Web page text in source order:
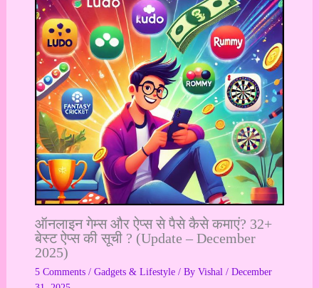
ऑनलाइन गेम्स और ऐप्स से पैसे कैसे कमाएं? 32+
बेस्ट ऐप्स की सूची ? (Update – December
2025)
5 Comments / Gadgets & Lifestyle/ By Vishal / December